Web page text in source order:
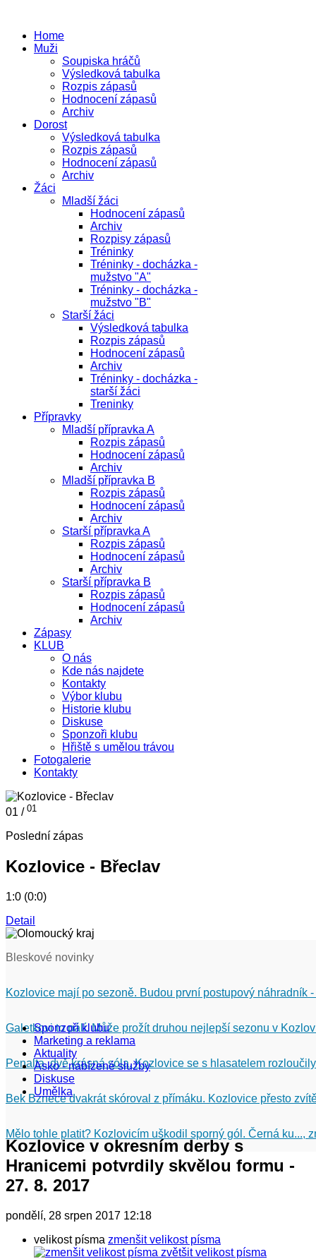
Home
Muži
Soupiska hráčů
Výsledková tabulka
Rozpis zápasů
Hodnocení zápasů
Archiv
Dorost
Výsledková tabulka
Rozpis zápasů
Hodnocení zápasů
Archiv
Žáci
Mladší žáci
Hodnocení zápasů
Archiv
Rozpisy zápasů
Tréninky
Tréninky - docházka -
mužstvo "A"
Tréninky - docházka -
mužstvo "B"
Starší žáci
Výsledková tabulka
Rozpis zápasů
Hodnocení zápasů
Archiv
Tréninky - docházka -
starší žáci
Treninky
Přípravky
Mladší přípravka A
Rozpis zápasů
Hodnocení zápasů
Archiv
Mladší přípravka B
Rozpis zápasů
Hodnocení zápasů
Archiv
Starší přípravka A
Rozpis zápasů
Hodnocení zápasů
Archiv
Starší přípravka B
Rozpis zápasů
Hodnocení zápasů
Archiv
Zápasy
KLUB
O nás
Kde nás najdete
Kontakty
Výbor klubu
Historie klubu
Diskuse
Sponzoři klubu
Hřiště s umělou trávou
Fotogalerie
Kontakty
01 / 01
Poslední zápas
Kozlovice - Břeclav
1:0 (0:0)
Detail
Bleskové novinky
Kozlovice mají po sezoně. Budou první postupový náhradník
Galetkovi to pálí. Může prožít druhou nejlepší sezonu v
Penalta, dvě krásná sóla. Kozlovice se s hlasatelem
Bek Bznece dvakrát skóroval z přímáku. Kozlovice přesto
Mělo tohle platit? Kozlovicím uškodil sporný gól. Černá ku...,
Sponzoři klubu
Marketing a reklama
Aktuality
Asko - nabízené služby
Diskuse
Umělka
Kozlovice v okresním derby s
Hranicemi potvrdily skvělou formu -
27. 8. 2017
pondělí, 28 srpen 2017 12:18
velikost písma zmenšit velikost písma
zvětšit velikost písma